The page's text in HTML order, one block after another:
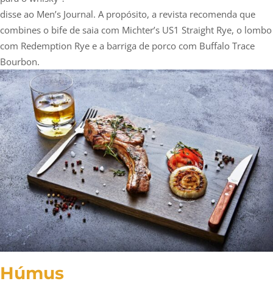
disse ao Men’s Journal. A propósito, a revista recomenda que
combines o bife de saia com Michter’s US1 Straight Rye, o lombo
com Redemption Rye e a barriga de porco com Buffalo Trace
Bourbon.
Húmus